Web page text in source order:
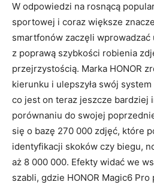
W odpowiedzi na rosnącą
sportowej i coraz większe
smartfonów zaczęli wprowadzać
z poprawą szybkości robienia
przejrzystością. Marka HONOR
kierunku i ulepszyła swój
co jest on teraz jeszcze bardziej
porównaniu do swojej
się o bazę 270 000 zdjęć, które
identyfikacji skoków czy biegu,
aż 8 000 000. Efekty widać we
szabli, gdzie HONOR Magic6